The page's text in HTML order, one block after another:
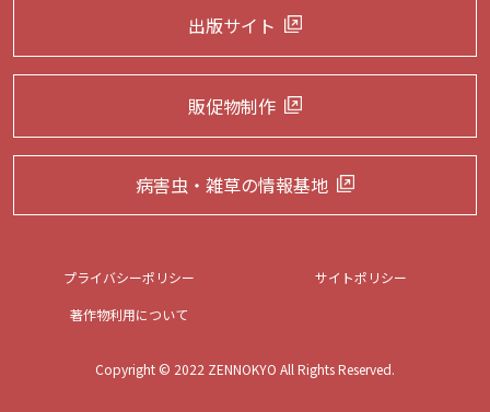
出版サイト
販促物制作
病害虫・雑草の情報基地
プライバシーポリシー
サイトポリシー
著作物利用について
Copyright © 2022 ZENNOKYO All Rights Reserved.